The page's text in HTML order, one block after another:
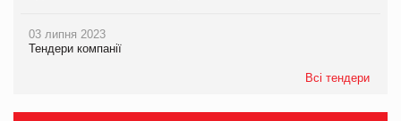
03 липня 2023
Тендери компанії
Всі тендери